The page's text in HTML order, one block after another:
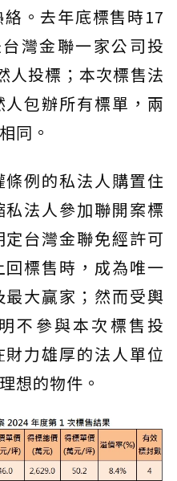
。去年底標售時17
灣金聯一家公司投
人投標；本次標售法
包辦所有標單，兩
同。
例的私法人購置住
法人參加聯開案標
台灣金聯免經許可
標售時，成為唯一
大贏家；然而受輿
不參與本次標售投
力雄厚的法人單位
想的物件。